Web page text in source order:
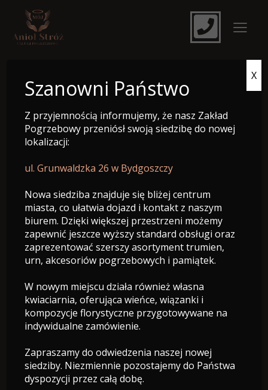
e-Nekrolog
Śp. Krystyna Świderek
Z domu Stefaniak
18.03.1948 - 29.08.2024
Wiek: 76 lat
Szanowni Państwo
Z przyjemnością informujemy, że nasz Zakład
Pogrzebowy przeniósł swoją siedzibę do nowej
lokalizacji:
ul. Grunwaldzka 26 w Bydgoszczy
Nowa siedziba znajduje się bliżej centrum
miasta, co ułatwia dojazd i kontakt z naszym
biurem. Dzięki większej przestrzeni możemy
zapewnić jeszcze wyższy standard obsługi oraz
zaprezentować szerszy asortyment trumien,
urn, akcesoriów pogrzebowych i pamiątek.
W nowym miejscu działa również własna
kwiaciarnia, oferująca wieńce, wiązanki i
kompozycje florystyczne przygotowywane na
indywidualne zamówienie.
Zapraszamy do odwiedzenia naszej nowej
siedziby. Niezmiennie pozostajemy do Państwa
dyspozycji przez całą dobę.
X